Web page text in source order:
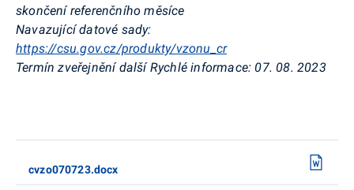
skončení referenčního měsíce
Navazující datové sady:
https://csu.gov.cz/produkty/vzonu_cr
Termín zveřejnění další Rychlé informace: 07. 08. 2023
cvzo070723.docx